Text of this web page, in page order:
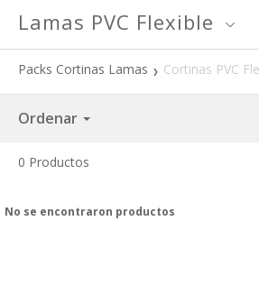
Lamas PVC Flexible
Packs Cortinas Lamas Cortinas PVC
Ordenar
0 Productos
No se encontraron productos